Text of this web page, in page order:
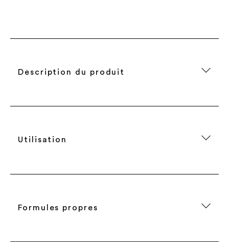
Description du produit
Utilisation
Formules propres